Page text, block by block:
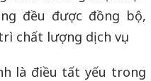
đều được đồng bộ,
chất lượng dịch vụ.
là điều tất yếu trong